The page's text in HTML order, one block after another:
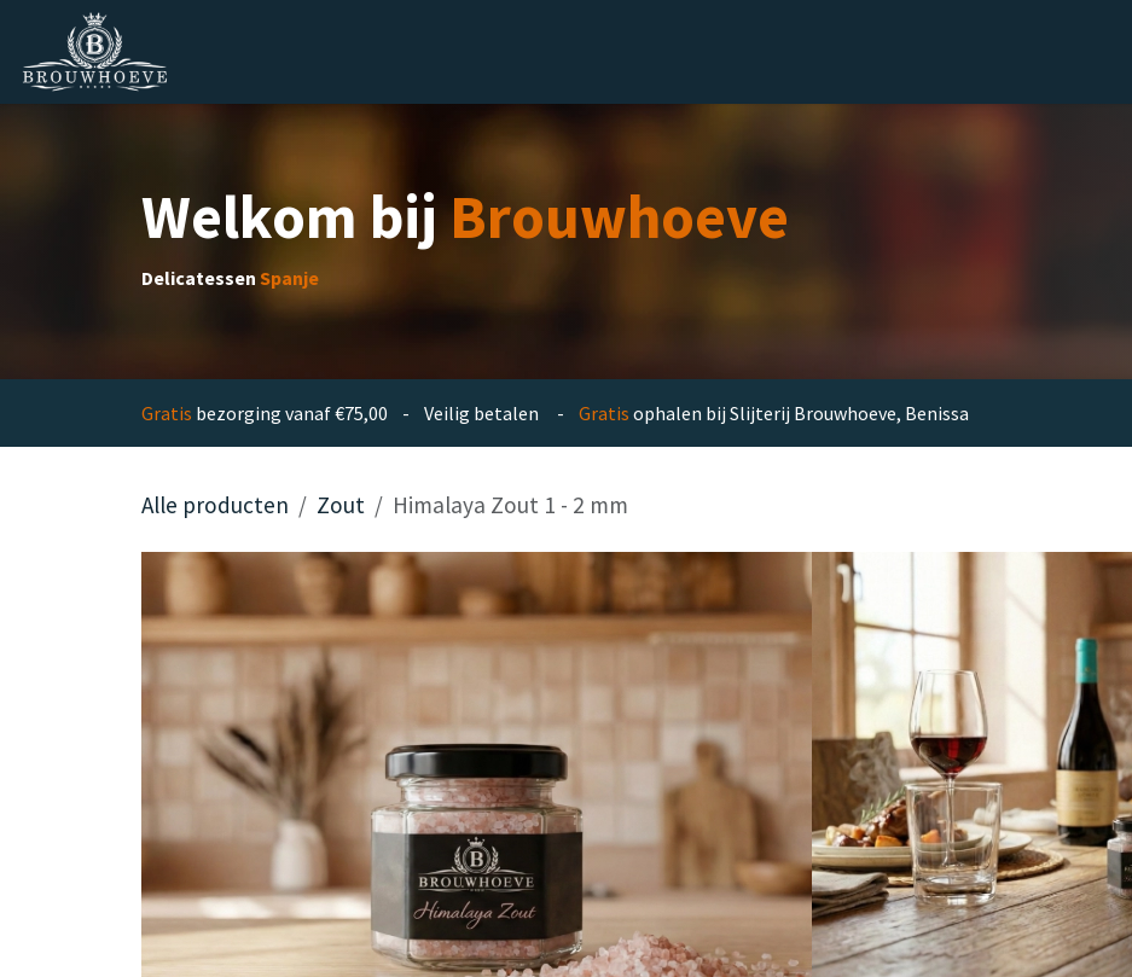
Overslaan naar inhoud
Welkom bijBrouwhoeve
Delicatessen Spanje
Gratis bezorging vanaf €75,00 - Veilig betalen - Gratis ophalen bij Slijterij Brouwhoeve, Benissa
Alle producten Zout Himalaya Zout 1 - 2 mm